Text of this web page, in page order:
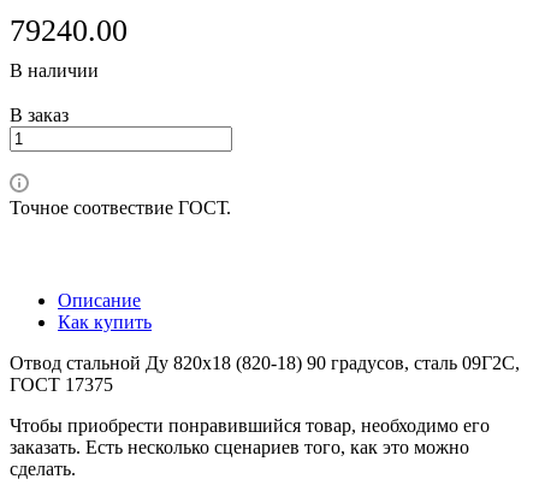
79240.00
В наличии
В заказ
Точное соотвествие ГОСТ.
Описание
Как купить
Отвод стальной Ду 820х18 (820-18) 90 градусов, сталь 09Г2С,
ГОСТ 17375
Чтобы приобрести понравившийся товар, необходимо его
заказать. Есть несколько сценариев того, как это можно
сделать.